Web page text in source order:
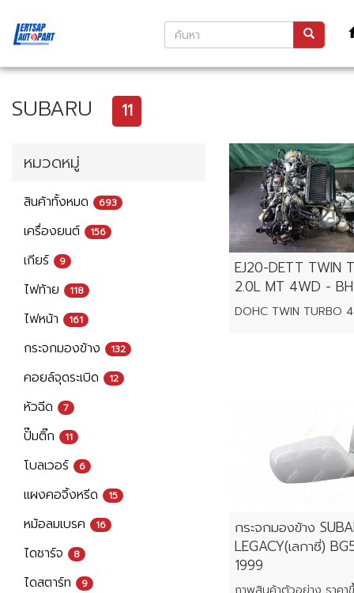
SUBARU 11
หมวดหมู่
สินค้าทั้งหมด 693
เครื่องยนต์ 156
เกียร์ 9
ไฟท้าย 118
ไฟหน้า 161
กระจกมองข้าง 132
คอยล์จุดระเบิด 12
หัวฉีด 7
ปั๊มติ๊ก 11
โบลเวอร์ 6
แผงคอจิ้งหรีด 15
หม้อลมเบรค 16
ไดชาร์จ 8
ไดสตาร์ท 9
EJ20-DETT TWIN
2.0L MT 4WD -
กระจกมองข้าง
LEGACY(เลกาซี่)
1999